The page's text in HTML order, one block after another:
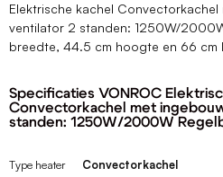
Elektrische kachel
ventilator 2 standen: 1250W/
breedte, 44.5 cm hoogte en 66 cm
Specificaties VONROC
Convectorkachel met
standen: 1250W/2000W
Type heater Convectorkachel